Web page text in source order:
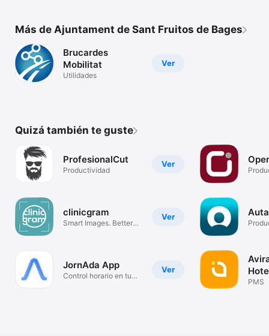
Más de Ajuntament de Sant Fruitos de Bages
Ver
Brucardes
Mobilitat
Utilidades
Quizá también te guste
Ver
ProfesionalCut
Productividad
Ver
clinicgram
Smart Images. Better
Ver
JornAda App
Control horario en tu
PMS